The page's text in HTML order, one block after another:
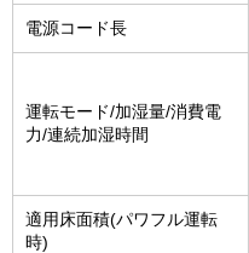
電源コード長
運転モード/加湿量/消費電
力/連続加湿時間
適用床面積(パワフル運転
時)